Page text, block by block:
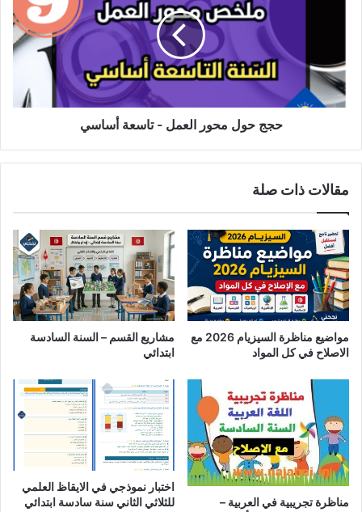
أساسي
حجج حول محور العمل - تاسعة أساسي
مقالات ذات صلة
مواضيع مناظرة السيزيام 2026 مع
الاصلاح في كل المواد
مشاريع القسم – السنة السادسة
ابتدائي
مناظرة تجريبية في العربية –
اختبار نموذجي في الايقاظ العلمي
للثلاثي الثاني سنة سادسة ابتدائي